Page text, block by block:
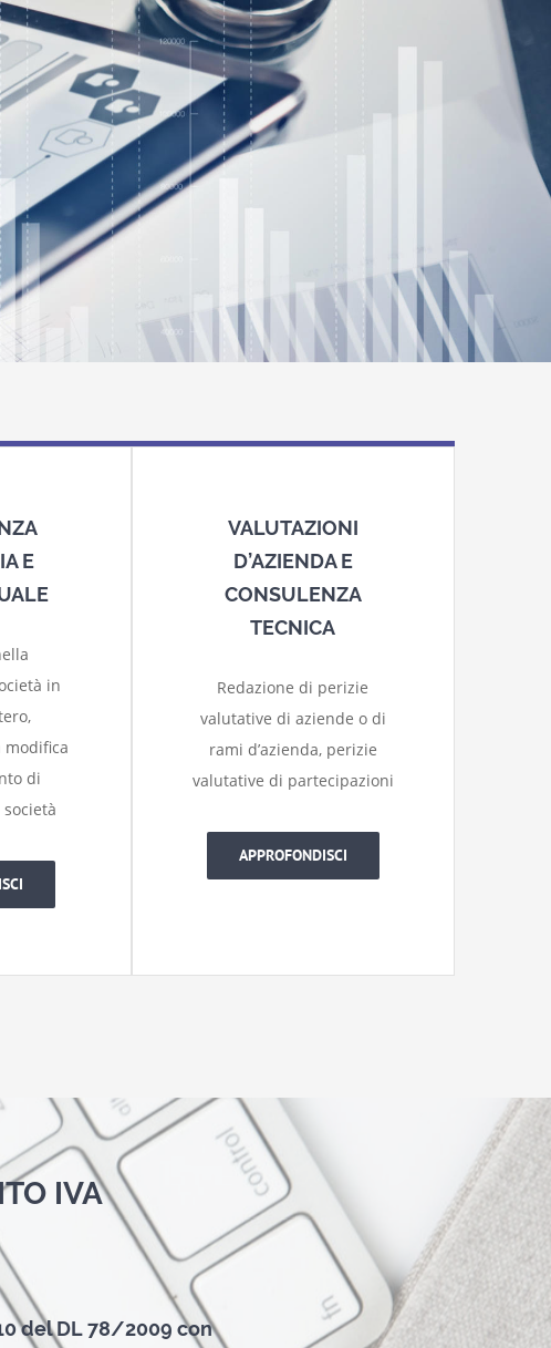
E
in
modifica
di
VALUTAZIONI
D’AZIENDA E
CONSULENZA
TECNICA
Redazione di perizie
valutative di aziende o di
rami d’azienda, perizie
valutative di partecipazioni
APPROFONDISCI
IVA
del DL 78/2009 con